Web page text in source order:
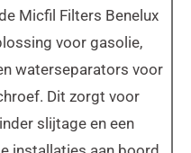
Micfil Filters Benelux
voor gasolie,
waterseparators voor
Dit zorgt voor
slijtage en een